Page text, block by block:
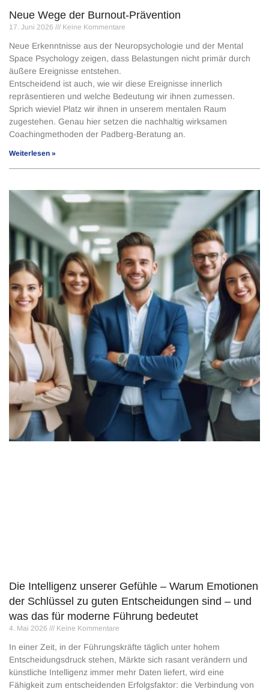
Neue Wege der Burnout-Prävention
17. Juni 2026 Keine Kommentare
Neue Erkenntnisse aus der Neuropsychologie und der Mental
Space Psychology zeigen, dass Belastungen nicht primär durch
äußere Ereignisse entstehen.
Entscheidend ist auch, wie wir diese Ereignisse innerlich
repräsentieren und welche Bedeutung wir ihnen zumessen.
Sprich wieviel Platz wir ihnen in unserem mentalen Raum
zugestehen. Genau hier setzen die nachhaltig wirksamen
Coachingmethoden der Padberg-Beratung an.
Weiterlesen »
Die Intelligenz unserer Gefühle – Warum Emotionen
der Schlüssel zu guten Entscheidungen sind – und
was das für moderne Führung bedeutet
4. Mai 2026 Keine Kommentare
In einer Zeit, in der Führungskräfte täglich unter hohem
Entscheidungsdruck stehen, Märkte sich rasant verändern und
künstliche Intelligenz immer mehr Daten liefert, wird eine
Fähigkeit zum entscheidenden Erfolgsfaktor: die Verbindung von